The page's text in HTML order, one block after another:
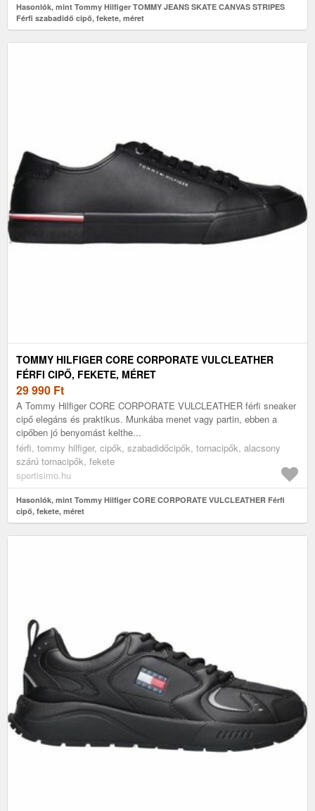
Hasonlók, mint Tommy Hilfiger TOMMY JEANS SKATE CANVAS STRIPES
Férfi szabadidő cipő, fekete, méret
TOMMY HILFIGER CORE CORPORATE VULCLEATHER
FÉRFI CIPŐ, FEKETE, MÉRET
29 990 Ft
A Tommy Hilfiger CORE CORPORATE VULCLEATHER férfi sneaker
cipő elegáns és praktikus. Munkába menet vagy partin, ebben a
cipőben jó benyomást kelthe...
férfi, tommy hilfiger, cipők, szabadidőcipők, tornacipők, alacsony
szárú tornacipők, fekete
sportisimo.hu
Hasonlók, mint Tommy Hilfiger CORE CORPORATE VULCLEATHER Férfi
cipő, fekete, méret